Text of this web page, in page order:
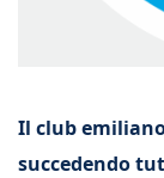
Il club
succedendo